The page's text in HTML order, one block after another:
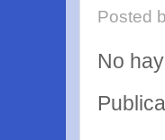
Posted
No